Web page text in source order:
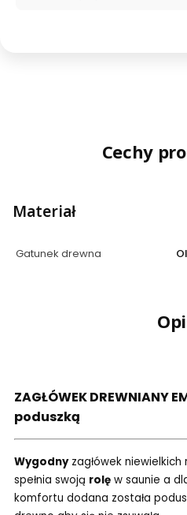
Cechy
Materiał
Gatunek drewna
ZAGŁÓWEK DREWNIANY
poduszką
Wygodnyzagłówek
spełnia swoją rolę w saunie a
komfortu dodana została